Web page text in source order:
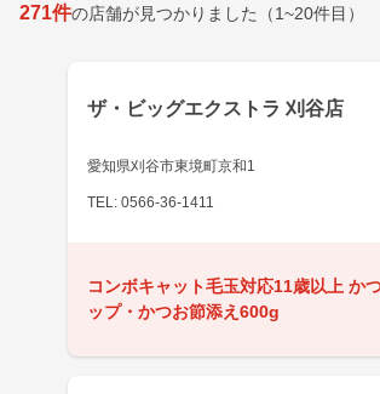
271件の店舗が見つかりました （1~20件目）
ザ・ビッグエクストラ 刈谷店
愛知県刈谷市東境町京和1
TEL: 0566-36-1411
コンボキャット毛玉対応11歳以上 か
ップ・かつお節添え600g